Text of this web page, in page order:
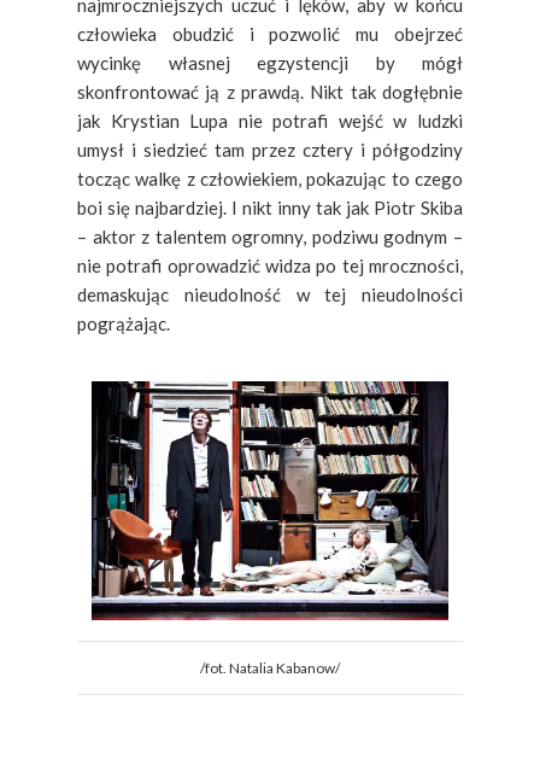
najmroczniejszych uczuć i lęków, aby w końcu
człowieka obudzić i pozwolić mu obejrzeć
wycinkę własnej egzystencji by mógł
skonfrontować ją z prawdą. Nikt tak dogłębnie
jak Krystian Lupa nie potrafi wejść w ludzki
umysł i siedzieć tam przez cztery i półgodziny
tocząc walkę z człowiekiem, pokazując to czego
boi się najbardziej. I nikt inny tak jak Piotr Skiba
– aktor z talentem ogromny, podziwu godnym –
nie potrafi oprowadzić widza po tej mroczności,
demaskując nieudolność w tej nieudolności
pogrążając.
/fot. Natalia Kabanow/